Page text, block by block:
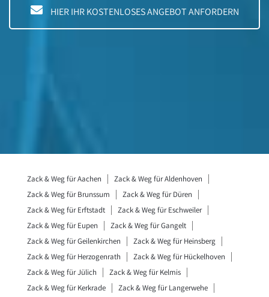
HIER IHR KOSTENLOSES ANGEBOT ANFORDERN
Zack & Weg für Aachen
Zack & Weg für Aldenhoven
Zack & Weg für Brunssum
Zack & Weg für Düren
Zack & Weg für Erftstadt
Zack & Weg für Eschweiler
Zack & Weg für Eupen
Zack & Weg für Gangelt
Zack & Weg für Geilenkirchen
Zack & Weg für Heinsberg
Zack & Weg für Herzogenrath
Zack & Weg für Hückelhoven
Zack & Weg für Jülich
Zack & Weg für Kelmis
Zack & Weg für Kerkrade
Zack & Weg für Langerwehe